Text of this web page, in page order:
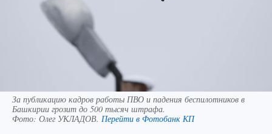
За публикацию кадров работы ПВО и падения беспилотников в
Башкирии грозит до 500 тысяч штрафа.
Фото: Олег УКЛАДОВ. Перейти в Фотобанк КП